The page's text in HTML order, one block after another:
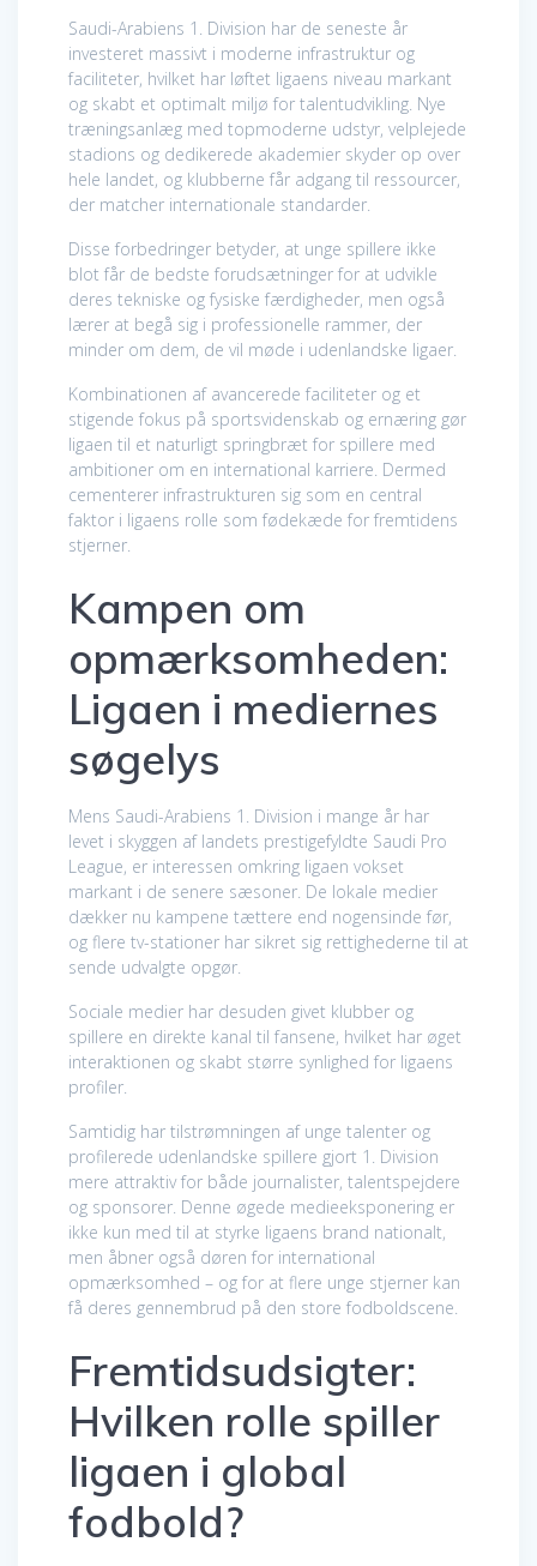
Saudi-Arabiens 1. Division har de seneste år
investeret massivt i moderne infrastruktur og
faciliteter, hvilket har løftet ligaens niveau markant
og skabt et optimalt miljø for talentudvikling. Nye
træningsanlæg med topmoderne udstyr, velplejede
stadions og dedikerede akademier skyder op over
hele landet, og klubberne får adgang til ressourcer,
der matcher internationale standarder.
Disse forbedringer betyder, at unge spillere ikke
blot får de bedste forudsætninger for at udvikle
deres tekniske og fysiske færdigheder, men også
lærer at begå sig i professionelle rammer, der
minder om dem, de vil møde i udenlandske ligaer.
Kombinationen af avancerede faciliteter og et
stigende fokus på sportsvidenskab og ernæring gør
ligaen til et naturligt springbræt for spillere med
ambitioner om en international karriere. Dermed
cementerer infrastrukturen sig som en central
faktor i ligaens rolle som fødekæde for fremtidens
stjerner.
Kampen om
opmærksomheden:
Ligaen i mediernes
søgelys
Mens Saudi-Arabiens 1. Division i mange år har
levet i skyggen af landets prestigefyldte Saudi Pro
League, er interessen omkring ligaen vokset
markant i de senere sæsoner. De lokale medier
dækker nu kampene tættere end nogensinde før,
og flere tv-stationer har sikret sig rettighederne til at
sende udvalgte opgør.
Sociale medier har desuden givet klubber og
spillere en direkte kanal til fansene, hvilket har øget
interaktionen og skabt større synlighed for ligaens
profiler.
Samtidig har tilstrømningen af unge talenter og
profilerede udenlandske spillere gjort 1. Division
mere attraktiv for både journalister, talentspejdere
og sponsorer. Denne øgede medieeksponering er
ikke kun med til at styrke ligaens brand nationalt,
men åbner også døren for international
opmærksomhed – og for at flere unge stjerner kan
få deres gennembrud på den store fodboldscene.
Fremtidsudsigter:
Hvilken rolle spiller
ligaen i global
fodbold?